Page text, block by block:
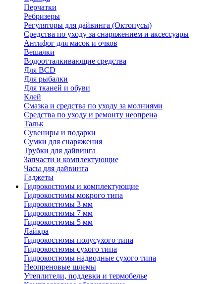
Перчатки
Ребризеры
Регуляторы для дайвинга (Октопусы)
Средства по уходу за снаряжением и аксессуары
Антифог для масок и очков
Вешалки
Водоотталкивающие средства
Для BCD
Для рыбалки
Для тканей и обуви
Клей
Смазка и средства по уходу за молниями
Средства по уходу и ремонту неопрена
Тальк
Сувениры и подарки
Сумки для снаряжения
Трубки для дайвинга
Запчасти и комплектующие
Часы для дайвинга
Гаджеты
Гидрокостюмы и комплектующие
Гидрокостюмы мокрого типа
Гидрокостюмы 3 мм
Гидрокостюмы 7 мм
Гидрокостюмы 5 мм
Лайкра
Гидрокостюмы полусухого типа
Гидрокостюмы сухого типа
Гидрокостюмы надводные сухого типа
Неопреновые шлемы
Утеплители, поддевки и термобелье